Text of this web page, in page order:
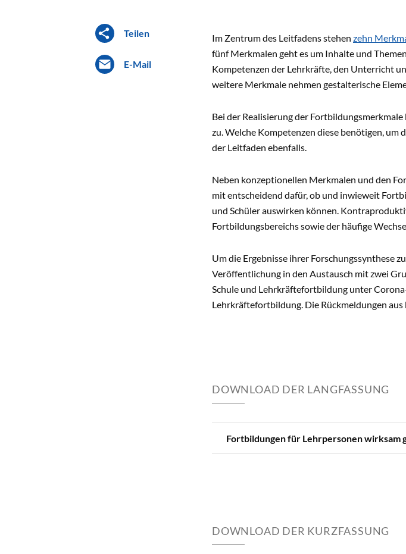
Teilen
E-Mail
Im Zentrum des Leitfadens stehen zehn
fünf Merkmalen geht es um Inhalte und
Kompetenzen der Lehrkräfte, den Unterricht
weitere Merkmale nehmen gestalterische
Bei der Realisierung der
zu. Welche Kompetenzen diese benötigen,
der Leitfaden ebenfalls.
Neben konzeptionellen Merkmalen und den
mit entscheidend dafür, ob und inwieweit
und Schüler auswirken können.
Fortbildungsbereichs sowie der häufige
Um die Ergebnisse ihrer Forschungssynthese
Veröffentlichung in den Austausch mit zwei
Schule und Lehrkräftefortbildung unter
Lehrkräftefortbildung. Die Rückmeldungen
DOWNLOAD DER LANGFASSUNG
Fortbildungen für Lehrpersonen wirksam
DOWNLOAD DER KURZFASSUNG